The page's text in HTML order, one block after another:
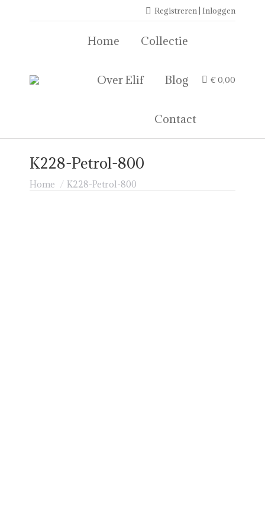
Registreren | Inloggen
Home Collectie
Over Elif Blog
Contact
€0,00
K228-Petrol-800
Je bent hier:
Home K228-Petrol-800